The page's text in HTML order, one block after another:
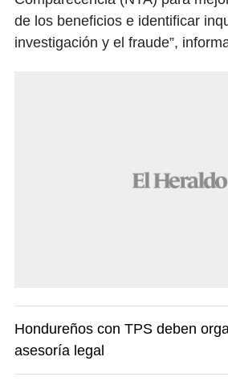
de los beneficios e identificar
investigación y el fraude”,
Hondureños con TPS deben
asesoría legal